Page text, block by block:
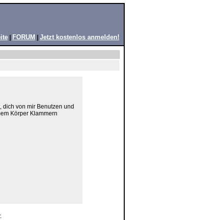
| FORUM Jetzt kostenlos anmelden!
dich von mir Benutzen und
Körper Klammern